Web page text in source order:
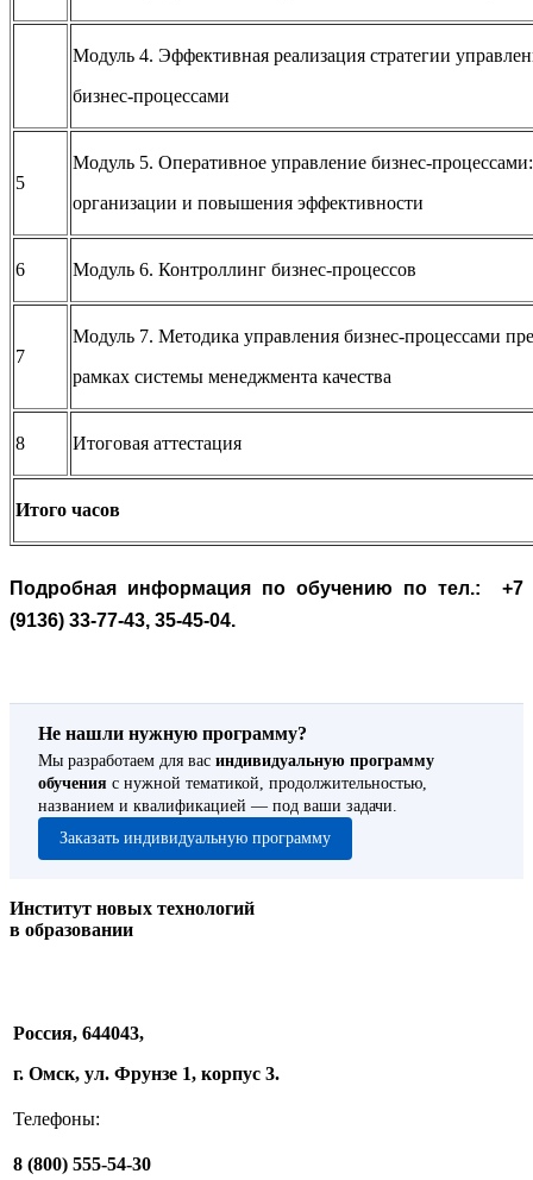
Модуль 4. Эффективная реализация стратегии
бизнес-процессами
5
Модуль 5. Оперативное управление бизнес-
организации и повышения эффективности
6 Модуль 6. Контроллинг бизнес-процессов
7
Модуль 7. Методика управления бизнес-процессами
рамках системы менеджмента качества
8 Итоговая аттестация
Итого часов
Подробная информация по обучению по тел.: +7
(9136) 33-77-43, 35-45-04.
Не нашли нужную программу?
Мы разработаем для вас индивидуальную программу
обучения с нужной тематикой, продолжительностью,
названием и квалификацией — под ваши задачи.
Заказать индивидуальную программу
Институт новых технологий
в образовании
Россия, 644043,
г. Омск, ул. Фрунзе 1, корпус 3.
Телефоны:
8 (800) 555-54-30